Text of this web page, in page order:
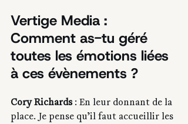
Vertige Media :
Comment as-tu géré
toutes les émotions liées
à ces évènements ?
Cory Richards : En leur donnant de la
place. Je pense qu’il faut accueillir les